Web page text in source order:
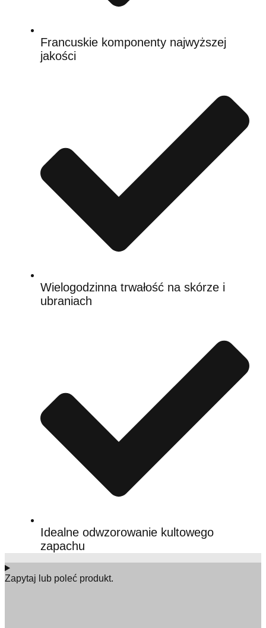
Francuskie komponenty najwyższej
jakości
Wielogodzinna trwałość na skórze i
ubraniach
Idealne odwzorowanie kultowego
zapachu
Zapytaj lub poleć produkt.